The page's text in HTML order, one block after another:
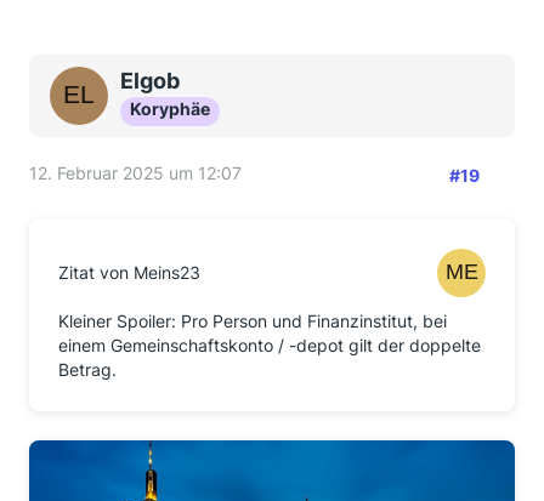
Elgob
Koryphäe
12. Februar 2025 um 12:07 #19
Zitat von Meins23
Kleiner Spoiler: Pro Person und Finanzinstitut, bei
einem Gemeinschaftskonto / -depot gilt der doppelte
Betrag.